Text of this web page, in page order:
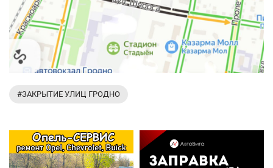
#ЗАКРЫТИЕ УЛИЦ ГРОДНО